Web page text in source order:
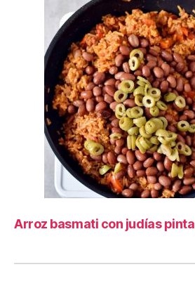
Arroz basmati con judías pinta